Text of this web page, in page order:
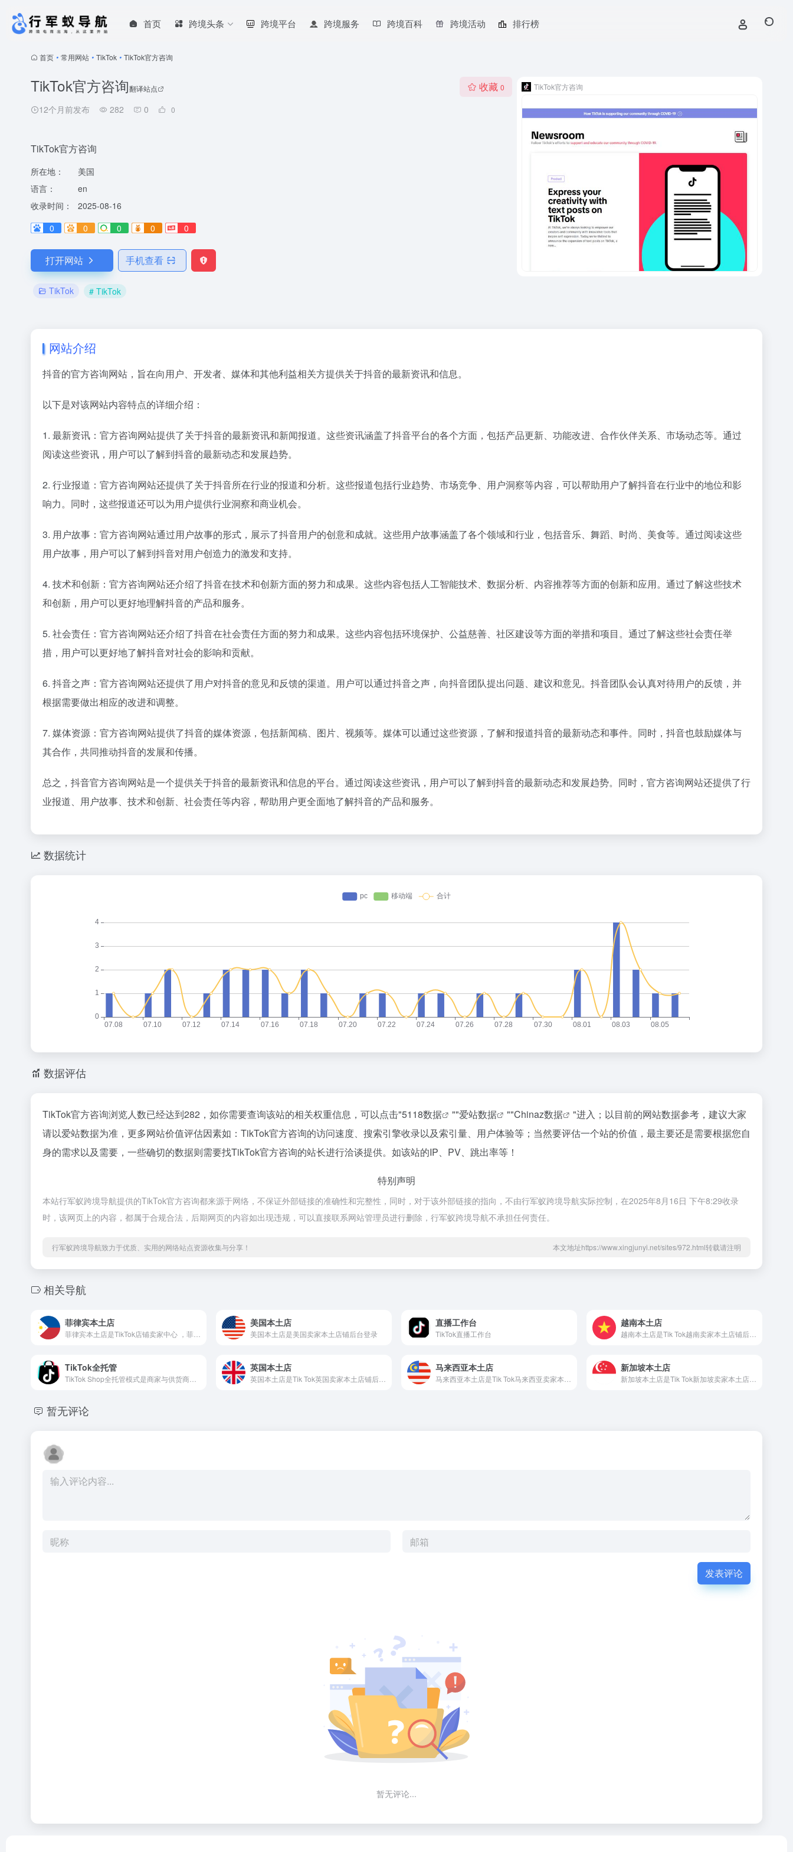
首页 跨境头条 跨境平台 跨境服务 跨境百科 跨境活动 排行榜
首页 • 常用网站 • TikTok • TikTok官方咨询
TikTok官方咨询翻译站点
12个月前发布 282 0 0
收藏 0
TikTok官方咨询
所在地：
美国
语言：
en
收录时间：
2025-08-16
0
0 0 0 0
打开网站 手机查看
TikTok # TikTok
TikTok官方咨询
网站介绍
抖音的官方咨询网站，旨在向用户、开发者、媒体和其他利益相关方提供关于抖音的最新资讯和信息。
以下是对该网站内容特点的详细介绍：
1. 最新资讯：官方咨询网站提供了关于抖音的最新资讯和新闻报道。这些资讯涵盖了抖音平台的各个方面，包括产品更新、功能改进、合作伙伴关系、市场动态等。通过
阅读这些资讯，用户可以了解到抖音的最新动态和发展趋势。
2. 行业报道：官方咨询网站还提供了关于抖音所在行业的报道和分析。这些报道包括行业趋势、市场竞争、用户洞察等内容，可以帮助用户了解抖音在行业中的地位和影
响力。同时，这些报道还可以为用户提供行业洞察和商业机会。
3. 用户故事：官方咨询网站通过用户故事的形式，展示了抖音用户的创意和成就。这些用户故事涵盖了各个领域和行业，包括音乐、舞蹈、时尚、美食等。通过阅读这些
用户故事，用户可以了解到抖音对用户创造力的激发和支持。
4. 技术和创新：官方咨询网站还介绍了抖音在技术和创新方面的努力和成果。这些内容包括人工智能技术、数据分析、内容推荐等方面的创新和应用。通过了解这些技术
和创新，用户可以更好地理解抖音的产品和服务。
5. 社会责任：官方咨询网站还介绍了抖音在社会责任方面的努力和成果。这些内容包括环境保护、公益慈善、社区建设等方面的举措和项目。通过了解这些社会责任举
措，用户可以更好地了解抖音对社会的影响和贡献。
6. 抖音之声：官方咨询网站还提供了用户对抖音的意见和反馈的渠道。用户可以通过抖音之声，向抖音团队提出问题、建议和意见。抖音团队会认真对待用户的反馈，并
根据需要做出相应的改进和调整。
7. 媒体资源：官方咨询网站提供了抖音的媒体资源，包括新闻稿、图片、视频等。媒体可以通过这些资源，了解和报道抖音的最新动态和事件。同时，抖音也鼓励媒体与
其合作，共同推动抖音的发展和传播。
总之，抖音官方咨询网站是一个提供关于抖音的最新资讯和信息的平台。通过阅读这些资讯，用户可以了解到抖音的最新动态和发展趋势。同时，官方咨询网站还提供了行
业报道、用户故事、技术和创新、社会责任等内容，帮助用户更全面地了解抖音的产品和服务。
数据统计
数据评估
TikTok官方咨询浏览人数已经达到282，如你需要查询该站的相关权重信息，可以点击"5118数据 ""爱站数据 ""Chinaz数据
"进入；以目前的网站数据参考，建议大家
请以爱站数据为准，更多网站价值评估因素如：TikTok官方咨询的访问速度、搜索引擎收录以及索引量、用户体验等；当然要评估一个站的价值，最主要还是需要根据您自
身的需求以及需要，一些确切的数据则需要找TikTok官方咨询的站长进行洽谈提供。如该站的IP、PV、跳出率等！
特别声明
本站行军蚁跨境导航提供的TikTok官方咨询都来源于网络，不保证外部链接的准确性和完整性，同时，对于该外部链接的指向，不由行军蚁跨境导航实际控制，在2025年8月16日 下午8:29收录
时，该网页上的内容，都属于合规合法，后期网页的内容如出现违规，可以直接联系网站管理员进行删除，行军蚁跨境导航不承担任何责任。
行军蚁跨境导航致力于优质、实用的网络站点资源收集与分享！ 本文地址https://www.xingjunyi.net/sites/972.html转载请注明
相关导航
菲律宾本土店 美国本土店
美国本土店是美国卖家本土店铺后台登录
直播工作台
TikTok直播工作台
越南本土店
TikTok全托管 英国本土店 马来西亚本土店 新加坡本土店
暂无评论
发表评论
暂无评论...